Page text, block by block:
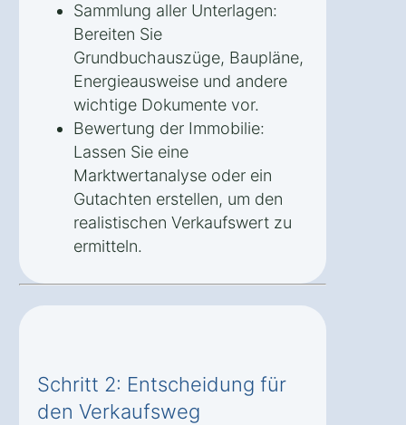
Sammlung aller Unterlagen:
Bereiten Sie
Grundbuchauszüge, Baupläne,
Energieausweise und andere
wichtige Dokumente vor.
Bewertung der Immobilie:
Lassen Sie eine
Marktwertanalyse oder ein
Gutachten erstellen, um den
realistischen Verkaufswert zu
ermitteln.
Schritt 2: Entscheidung für
den Verkaufsweg